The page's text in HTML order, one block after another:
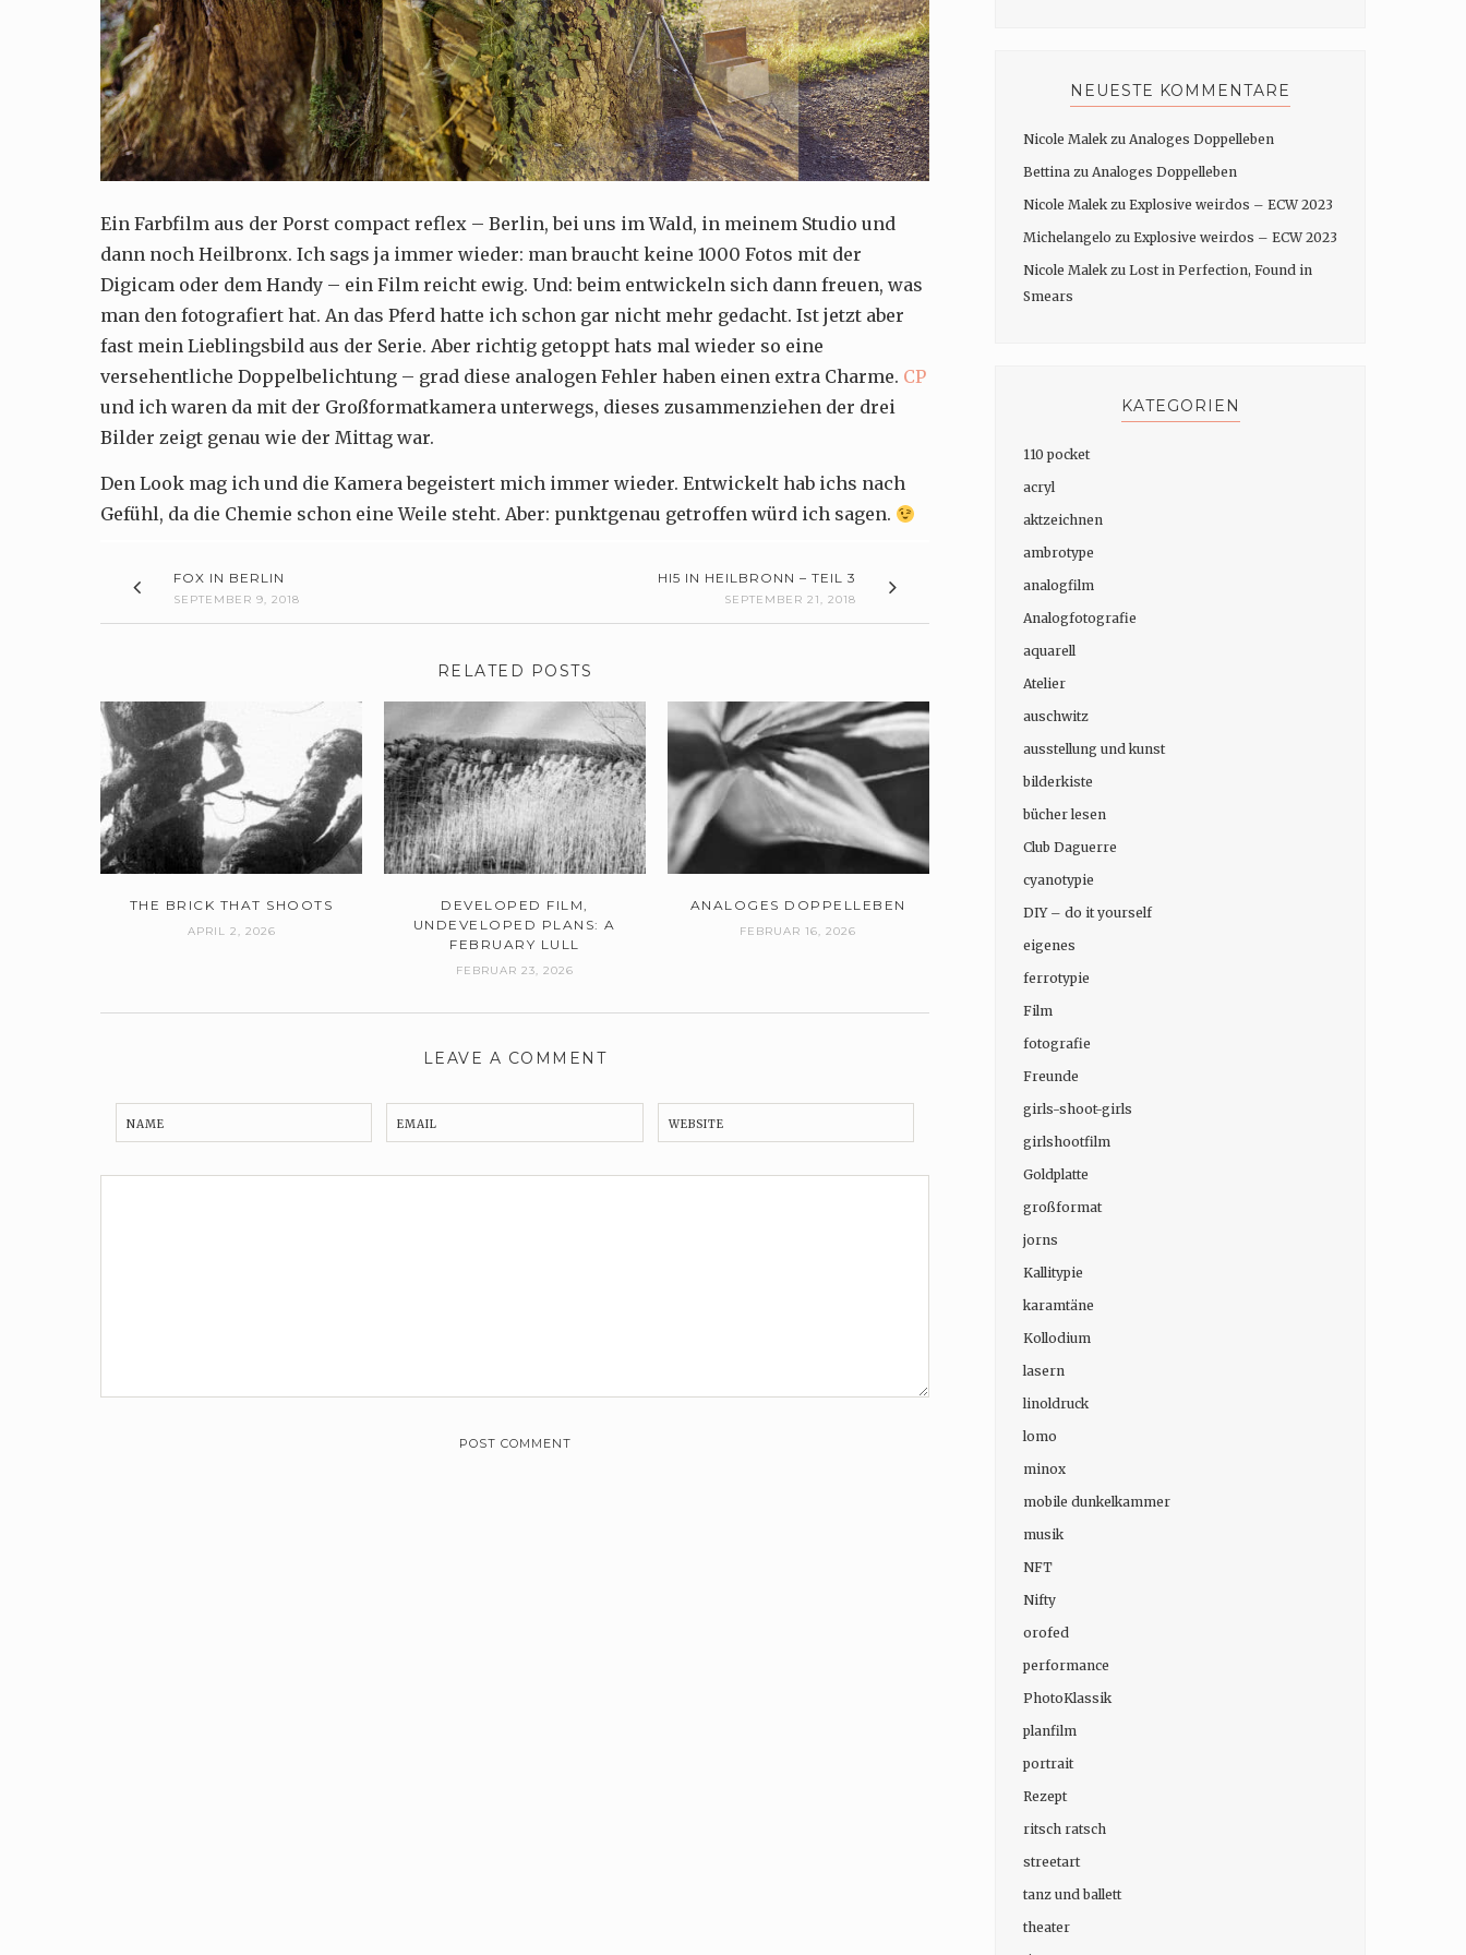
Ein Farbfilm aus der Porst compact reflex – Berlin, bei uns im Wald, in meinem Studio und
dann noch Heilbronx. Ich sags ja immer wieder: man braucht keine 1000 Fotos mit der
Digicam oder dem Handy – ein Film reicht ewig. Und: beim entwickeln sich dann freuen, was
man den fotografiert hat. An das Pferd hatte ich schon gar nicht mehr gedacht. Ist jetzt aber
fast mein Lieblingsbild aus der Serie. Aber richtig getoppt hats mal wieder so eine
versehentliche Doppelbelichtung – grad diese analogen Fehler haben einen extra Charme. CP
und ich waren da mit der Großformatkamera unterwegs, dieses zusammenziehen der drei
Bilder zeigt genau wie der Mittag war.
Den Look mag ich und die Kamera begeistert mich immer wieder. Entwickelt hab ichs nach
Gefühl, da die Chemie schon eine Weile steht. Aber: punktgenau getroffen würd ich sagen.
FOX IN BERLIN
SEPTEMBER 9, 2018
HI5 IN HEILBRONN – TEIL 3
SEPTEMBER 21, 2018
RELATED POSTS
THE BRICK THAT SHOOTS
APRIL 2, 2026
DEVELOPED FILM,
UNDEVELOPED PLANS: A
FEBRUARY LULL
FEBRUAR 23, 2026
ANALOGES DOPPELLEBEN
FEBRUAR 16, 2026
LEAVE A COMMENT
NAME EMAIL WEBSITE
NEUESTE KOMMENTARE
Nicole Malek zu Analoges Doppelleben
Bettina zu Analoges Doppelleben
Nicole Malek zu Explosive weirdos – ECW 2023
Michelangelo zu Explosive weirdos – ECW 2023
Nicole Malek zu Lost in Perfection, Found in
Smears
KATEGORIEN
110 pocket
acryl
aktzeichnen
ambrotype
analogfilm
Analogfotografie
aquarell
Atelier
auschwitz
ausstellung und kunst
bilderkiste
bücher lesen
Club Daguerre
cyanotypie
DIY – do it yourself
eigenes
ferrotypie
Film
fotografie
Freunde
girls-shoot-girls
girlshootfilm
Goldplatte
großformat
jorns
Kallitypie
karamtäne
Kollodium
lasern
linoldruck
lomo
minox
mobile dunkelkammer
musik
NFT
Nifty
orofed
performance
PhotoKlassik
planfilm
portrait
Rezept
ritsch ratsch
streetart
tanz und ballett
theater